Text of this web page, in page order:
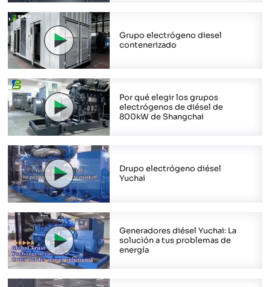
Grupo electrógeno diesel
contenerizado
Por qué elegir los grupos
electrógenos de diésel de
800kW de Shangchai
Drupo electrógeno diésel
Yuchai
Generadores diésel Yuchai: La
solución a tus problemas de
energía